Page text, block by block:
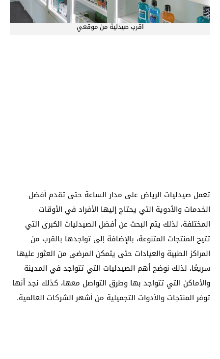
اقرب صيدلية من موقعي
تعمل صيدليات الرياض على مدار الساعة حتى تقدم أفضل
الخدمات والأدوية التي يحتاج إليها الأفراد في الأوقات
المختلفة، لذلك يتم البحث عن أفضل الصيدليات الكبرى التي
تتيح المنتجات المتنوعة، بالإضافة إلى تواجدها بالقرب من
المراكز الطبية والعيادات حتى يتمكن المرضى من العثور عليها
سريعًا، لذلك نوضح أهم الصيدليات التي تتواجد في المدينة
والأماكن التي تتواجد بها وطرق التواصل معها، كذلك نجد أنها
توفر المنتجات والأدوات التجميلية من أشهر الشركات العالمية.